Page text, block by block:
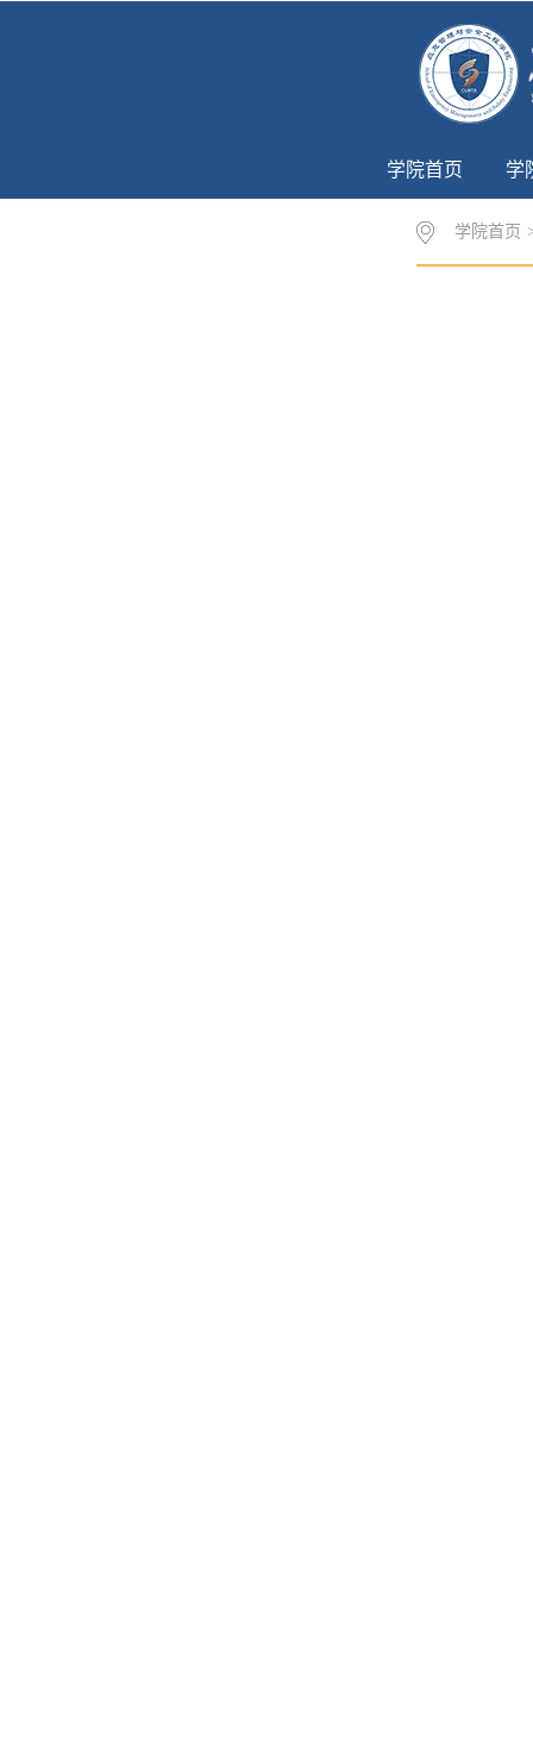
学院首页 学
学院首页